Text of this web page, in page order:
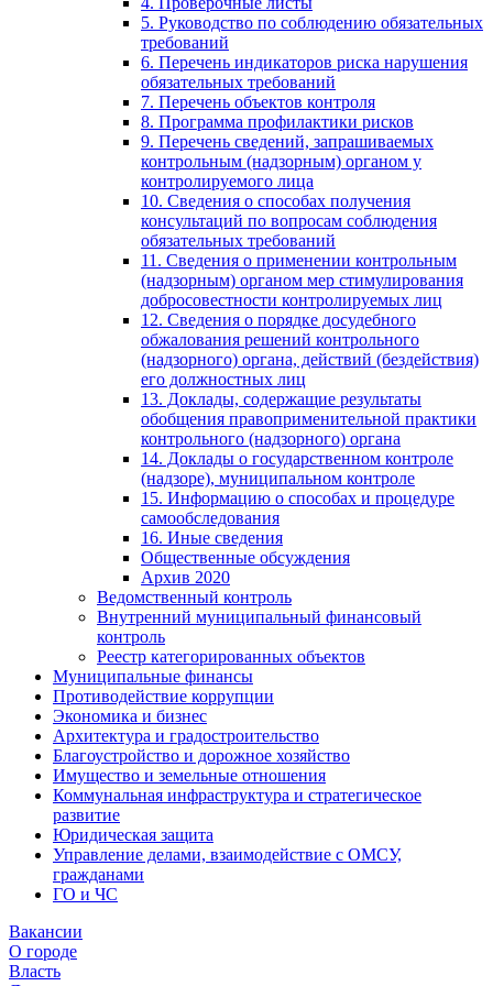
5. Руководство по соблюдению обязательных
требований
6. Перечень индикаторов риска нарушения
обязательных требований
7. Перечень объектов контроля
8. Программа профилактики рисков
9. Перечень сведений, запрашиваемых
контрольным (надзорным) органом у
контролируемого лица
10. Сведения о способах получения
консультаций по вопросам соблюдения
обязательных требований
11. Сведения о применении контрольным
(надзорным) органом мер стимулирования
добросовестности контролируемых лиц
12. Сведения о порядке досудебного
обжалования решений контрольного
(надзорного) органа, действий (бездействия)
его должностных лиц
13. Доклады, содержащие результаты
обобщения правоприменительной практики
контрольного (надзорного) органа
14. Доклады о государственном контроле
(надзоре), муниципальном контроле
15. Информацию о способах и процедуре
самообследования
16. Иные сведения
Общественные обсуждения
Архив 2020
Ведомственный контроль
Внутренний муниципальный финансовый
контроль
Реестр категорированных объектов
Муниципальные финансы
Противодействие коррупции
Экономика и бизнес
Архитектура и градостроительство
Благоустройство и дорожное хозяйство
Имущество и земельные отношения
Коммунальная инфраструктура и стратегическое
развитие
Юридическая защита
Управление делами, взаимодействие с ОМСУ,
гражданами
ГО и ЧС
Вакансии
О городе
Власть